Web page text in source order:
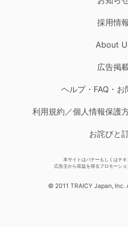
採用情報
About
広告掲
ヘルプ・FAQ・
利用規約／個人情報保護
お詫びと
本サイトはバナーもしくはテキ
広告主から収益を得るプロモーショ
© 2011 TRAICY Japan, Inc.